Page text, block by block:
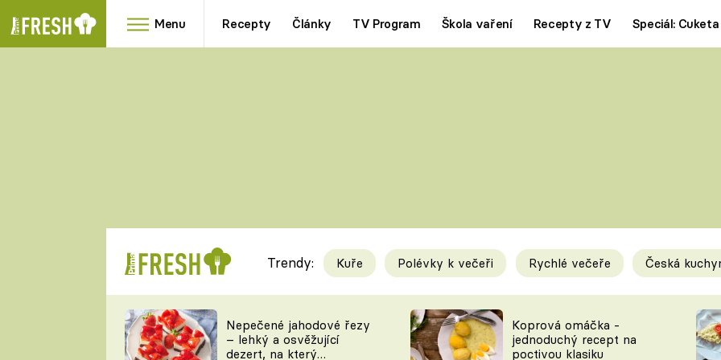
Menu Recepty Články TV Program Škola vaření Recepty z TV Speciál: Cuketa
RYCHLOVKY
Videorecepty
TEĎ VAŘÍ ŠÉF!
Tipy a triky
KAM ZA JÍDLEM
Trendy: Kuře Polévky k večeři Rychlé večeře Česká
Nepečené jahodové řezy
– lehký a osvěžující
dezert, na který
Koprová omáčka -
jednoduchý recept na
poctivou klasiku